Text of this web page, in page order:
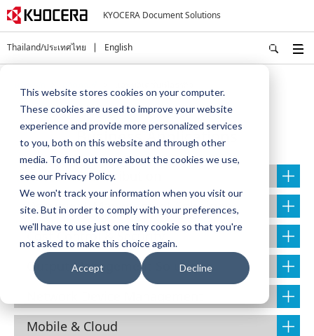
This website stores cookies on your computer.
These cookies are used to improve your website
experience and provide more personalized services
to you, both on this website and through other
media. To find out more about the cookies we use,
see our Privacy Policy.
We won't track your information when you visit our
site. But in order to comply with your preferences,
we'll have to use just one tiny cookie so that you're
not asked to make this choice again.
Accept Decline
KYOCERA Document Solutions
Thailand/ประเทศไทย English
Business Applications
Capture & Distribution
Document Management Solutions
Cost Control & Security
Output Management Solutions
Mobile & Cloud